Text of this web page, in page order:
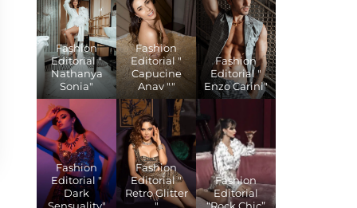
Fashion
Editorial "
Nathanya
Sonia"
Fashion
Editorial "
Capucine
Anav ""
Fashion
Editorial "
Enzo Carini"
Fashion
Editorial "
Dark
Sensuality"
Fashion
Editorial "
Retro Glitter
"
Fashion
Editorial
“Rock Chic”